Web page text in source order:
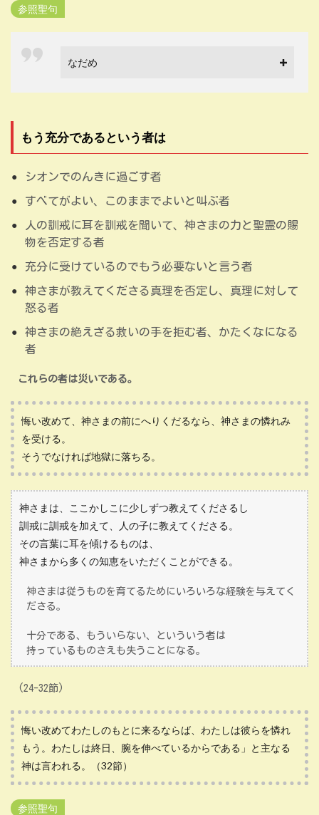
参照聖句
なだめ
もう充分であるという者は
シオンでのんきに過ごす者
すべてがよい、このままでよいと叫ぶ者
人の訓戒に耳を訓戒を聞いて、神さまの力と聖霊の賜
物を否定する者
充分に受けているのでもう必要ないと言う者
神さまが教えてくださる真理を否定し、真理に対して
怒る者
神さまの絶えざる救いの手を拒む者、かたくなになる
者
これらの者は災いである。
悔い改めて、神さまの前にへりくだるなら、神さまの憐れみ
を受ける。
そうでなければ地獄に落ちる。
神さまは、ここかしこに少しずつ教えてくださるし
訓戒に訓戒を加えて、人の子に教えてくださる。
その言葉に耳を傾けるものは、
神さまから多くの知恵をいただくことができる。
神さまは従うものを育てるためにいろいろな経験を与えてく
ださる。
十分である、もういらない、といういう者は
持っているものさえも失うことになる。
(24-32節)
悔い改めてわたしのもとに来るならば、わたしは彼らを憐れ
もう。わたしは終日、腕を伸べているからである」と主なる
神は言われる。（32節）
参照聖句